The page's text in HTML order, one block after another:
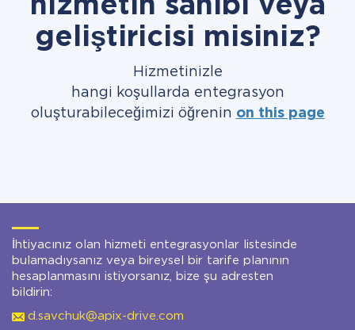
hizmetin sahibi veya
geliştiricisi misiniz?
Hizmetinizle
hangi koşullarda entegrasyon
oluşturabileceğimizi öğrenin on this page
İhtiyacınız olan hizmeti entegrasyonlar listesinde
bulamadıysanız veya bireysel bir tarife planının
hesaplanmasını istiyorsanız, bize şu adresten
bildirin:
d.savchuk@apix-drive.com